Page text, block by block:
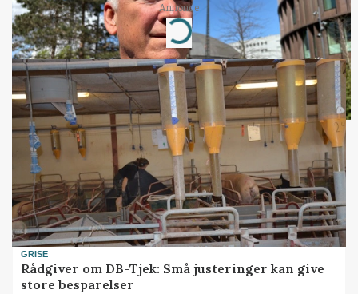
Annonce
Loading...
GRISE
Rådgiver om DB-Tjek: Små justeringer kan give
store besparelser